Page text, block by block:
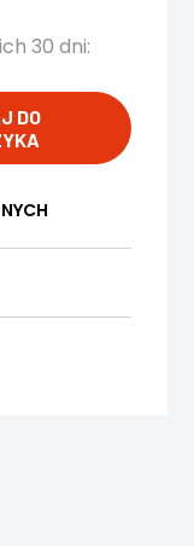
30 dni:
DO